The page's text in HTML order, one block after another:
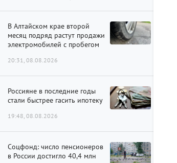
В Алтайском крае второй
месяц подряд растут продажи
электромобилей с пробегом
20:31, 08.08.2026
Россияне в последние годы
стали быстрее гасить ипотеку
19:48, 08.08.2026
Соцфонд: число пенсионеров
в России достигло 40,4 млн